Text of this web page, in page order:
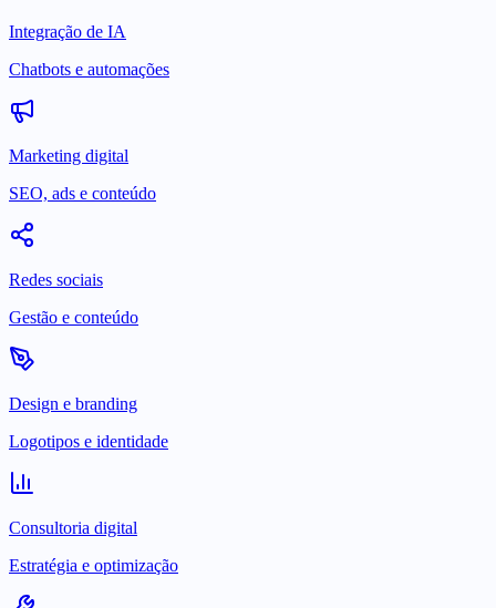
Integração de IA
Chatbots e automações
Marketing digital
SEO, ads e conteúdo
Redes sociais
Gestão e conteúdo
Design e branding
Logotipos e identidade
Consultoria digital
Estratégia e optimização